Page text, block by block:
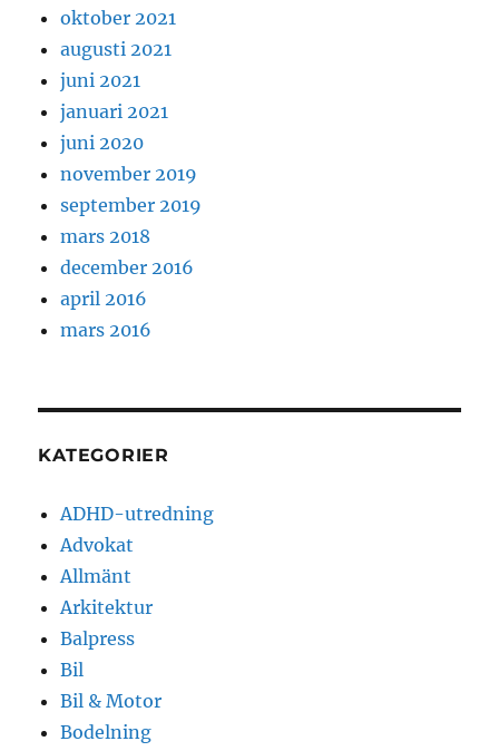
oktober 2021
augusti 2021
juni 2021
januari 2021
juni 2020
november 2019
september 2019
mars 2018
december 2016
april 2016
mars 2016
KATEGORIER
ADHD-utredning
Advokat
Allmänt
Arkitektur
Balpress
Bil
Bil & Motor
Bodelning